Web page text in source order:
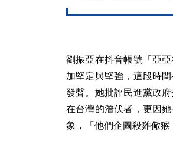
劉振亞在抖音帳號「亞
加堅定與堅強，這段時
發聲。她批評民進黨政
在台灣的潛伏者，更因
象，「他們企圖殺雞儆猴